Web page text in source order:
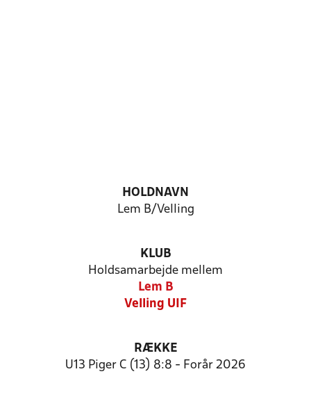
HOLDNAVN
Lem B/Velling
KLUB
Holdsamarbejde mellem
Lem B
Velling UIF
RÆKKE
U13 Piger C (13) 8:8 - Forår 2026